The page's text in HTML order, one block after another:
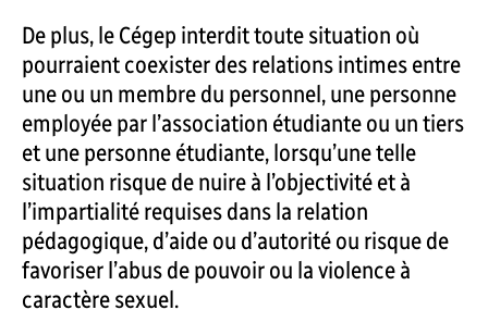
De plus, le Cégep interdit toute situation où
pourraient coexister des relations intimes entre
une ou un membre du personnel, une personne
employée par l’association étudiante ou un tiers
et une personne étudiante, lorsqu’une telle
situation risque de nuire à l’objectivité et à
l’impartialité requises dans la relation
pédagogique, d’aide ou d’autorité ou risque de
favoriser l’abus de pouvoir ou la violence à
caractère sexuel.